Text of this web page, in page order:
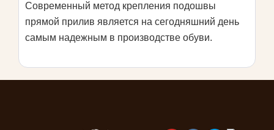
Cовременный метод крепления подошвы
прямой прилив является на сегодняшний день
самым надежным в производстве обуви.